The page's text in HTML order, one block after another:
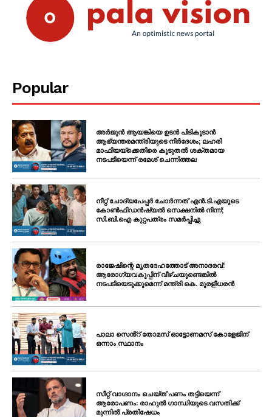
Popular
അർജുൻ ആയങ്കിയെ ഉടൻ പിടികൂടാൻ
ആഭ്യന്തരമന്ത്രിയുടെ നിർദേശം; ലഹരി
മാഫിയയ്ക്കെതിരെ കൂടുതൽ ശക്തമായ
നടപടിയെന്ന് രമേശ് ചെന്നിത്തല
നീറ്റ് ചോദ്യപേപ്പർ ചോർന്നത് എൻ.ടി.എയുടെ
കോൺഫിഡൻഷ്യൽ സെക്ഷനിൽ നിന്ന്;
സി.ബി.ഐ കുറ്റപത്രം സമർപ്പിച്ചു
രാജേഷിന്റെ മൃതദേഹത്തോട് അനാദരവ്:
ആരോഗ്യവകുപ്പിന് വീഴ്ചയുണ്ടെങ്കിൽ
നടപടിയെടുക്കുമെന്ന് മന്ത്രി കെ. മുരളീധരൻ
പാലാ സെൻ്റ് തോമസ് ഓട്ടോണമസ് കോളേജിന്
ഒന്നാം സ്ഥാനം
സീറ്റ് വാഗ്ദാനം ചെയ്ത് പണം തട്ടിയെന്ന്
ആരോപണം: രാഹുൽ ഗാന്ധിയുടെ വസതിക്ക്
മുന്നിൽ പ്രതിഷേധം